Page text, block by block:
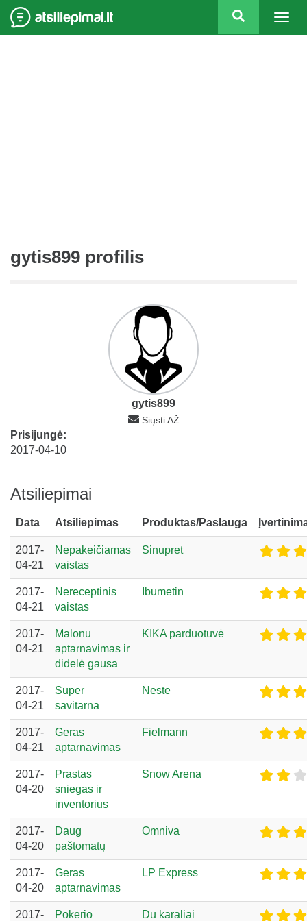
gytis899 profilis
gytis899
Siųsti AŽ
Prisijungė:
2017-04-10
Atsiliepimai
Data Atsiliepimas Produktas/Paslauga
2017-
04-21
Nepakeičiamas
vaistas
Sinupret
2017-
04-21
Nereceptinis
vaistas
Ibumetin
2017-
04-21
Malonu
aptarnavimas ir
didelė gausa
KIKA parduotuvė
2017-
04-21
Super
savitarna
Neste
2017-
04-21
Geras
aptarnavimas
Fielmann
2017-
04-20
Prastas
sniegas ir
inventorius
Snow Arena
2017-
04-20
Daug
paštomatų
Omniva
2017-
04-20
Geras
aptarnavimas
LP Express
2017-
Pokerio
Du karaliai